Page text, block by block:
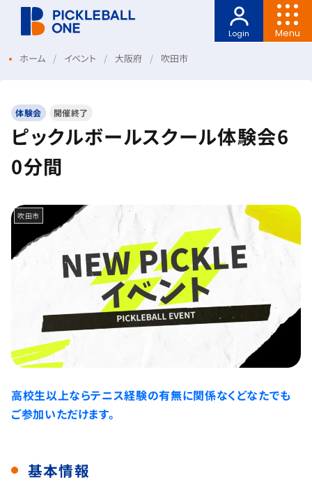
Menu
Login
ホーム イベント 大阪府 吹田市
体験会 開催終了
ピックルボールスクール体験会6
0分間
吹田市
高校生以上ならテニス経験の有無に関係なくどなたでも
ご参加いただけます。
基本情報